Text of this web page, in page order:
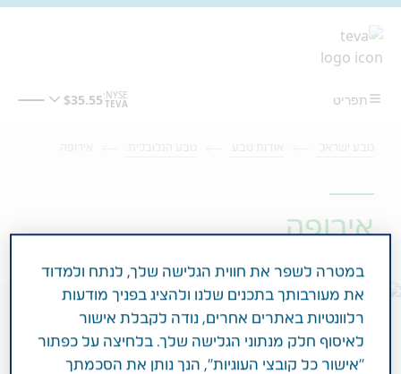
אירופה
במטרה לשפר את חווית הגלישה שלך, לנתח ולמדוד
את מעורבותך בתכנים שלנו ולהציג בפניך מודעות
רלוונטיות באתרים אחרים, נודה לקבלת אישור
לאיסוף חלק מנתוני הגלישה שלך. בלחיצה על כפתור
"אישור כל קובצי העוגיות", הנך נותן את הסכמתך